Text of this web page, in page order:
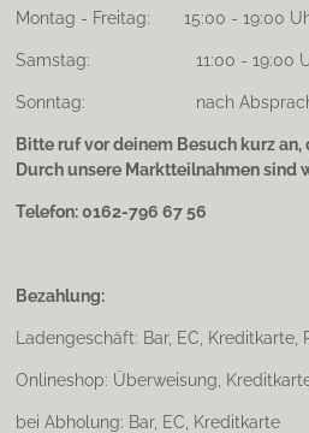
Montag - Freitag: 15:00 - 19:00
Samstag: 11:00 - 19:00
Sonntag: nach
Bitte ruf vor deinem Besuch kurz
Durch unsere Marktteilnahmen sind
Telefon: 0162-796 67 56
Bezahlung:
Ladengeschäft: Bar, EC, Kreditkarte,
Onlineshop: Überweisung,
bei Abholung: Bar, EC, Kreditkarte